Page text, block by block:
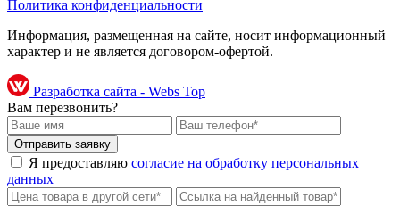
Политика конфиденциальности
Информация, размещенная на сайте, носит информационный
характер и не является договором-офертой.
Разработка сайта - Webs Top
Вам перезвонить?
Я предоставляю согласие на обработку персональных
данных